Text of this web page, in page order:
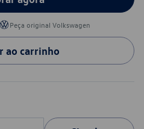
Peça original Volkswagen
ao carrinho